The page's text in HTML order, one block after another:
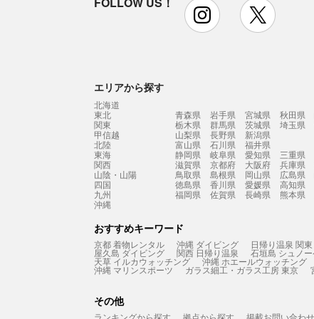
エリアから探す
北海道
東北
青森県 岩手県 宮城県 秋田県
関東
栃木県 群馬県 茨城県 埼玉県
甲信越
山梨県 長野県
新潟県
北陸
富山県 石川県
福井県
東海
静岡県 岐阜県 愛知県
三重県
関西
滋賀県 京都府 大阪府 兵庫県
山陰・山陽
鳥取県 島根県 岡山県 広島県
四国
徳島県 香川県 愛媛県
高知県
九州
福岡県 佐賀県 長崎県 熊本県
沖縄
おすすめキーワード
京都 着物レンタル 沖縄 ダイビング 日帰り温泉 関東
屋久島 ダイビング 関西 日帰り温泉 石垣島 シュノ
天草 イルカウォッチング 沖縄 ホエールウォッチング
沖縄 マリンスポーツ ガラス細工・ガラス工房 東京
その他
ランキングから探す 拠点から探す 掲載お問い合わせ